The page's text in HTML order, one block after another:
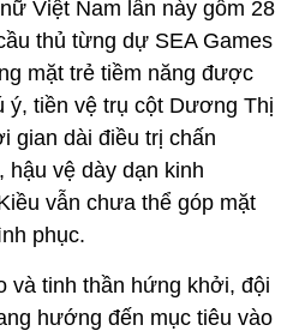
Việt Nam lần này gồm 28
thủ từng dự SEA Games
mặt trẻ tiềm năng được
ý, tiền vệ trụ cột Dương Thị
gian dài điều trị chấn
vệ dày dạn kinh
vẫn chưa thể góp mặt
phục.
và tinh thần hứng khởi, đội
hướng đến mục tiêu vào